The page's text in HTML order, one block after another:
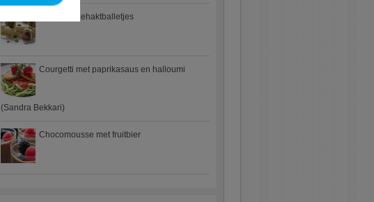
Zweedse gehaktballetjes
Courgetti met paprikasaus en halloumi
(Sandra Bekkari)
Chocomousse met fruitbier